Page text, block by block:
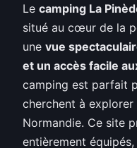
Le camping La
situé au cœur de la
une vue
et un accès facile
camping est parfait
cherchent à
Normandie. Ce site
entièrement